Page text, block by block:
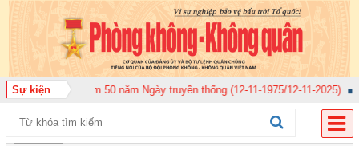
Sự kiện
Lễ kỷ niệm 50 năm Ngày truyền thống (12-11-1975/12-11-2025) Ủy